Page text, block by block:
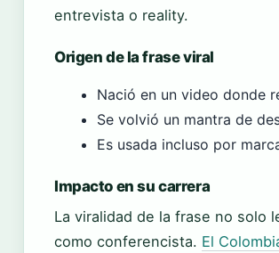
entrevista o reality.
Origen de la frase viral
Nació en un video donde
Se volvió un mantra de
Es usada incluso por
Impacto en su carrera
La viralidad de la frase no solo
como conferencista. El